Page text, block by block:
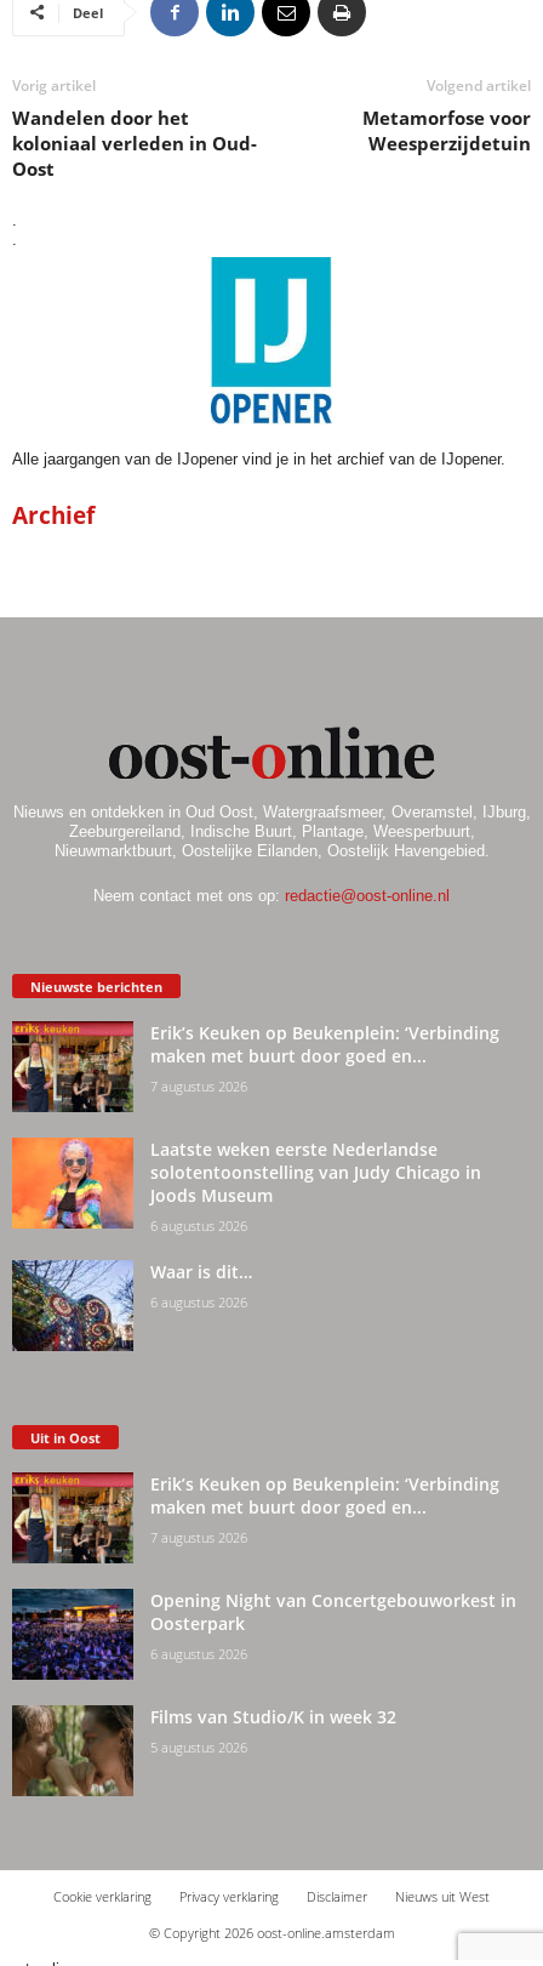
Deel
Vorig artikel
Wandelen door het
koloniaal verleden in Oud-
Oost
Volgend artikel
Metamorfose voor
Weesperzijdetuin
Alle jaargangen van de IJopener vind je in het archief van de IJopener.
Archief
Nieuws en ontdekken in Oud Oost, Watergraafsmeer, Overamstel, IJburg,
Zeeburgereiland, Indische Buurt, Plantage, Weesperbuurt,
Nieuwmarktbuurt, Oostelijke Eilanden, Oostelijk Havengebied.
Neem contact met ons op: redactie@oost-online.nl
Nieuwste berichten
Erik’s Keuken op Beukenplein: ‘Verbinding
maken met buurt door goed en...
7 augustus 2026
Laatste weken eerste Nederlandse
solotentoonstelling van Judy Chicago in
Joods Museum
6 augustus 2026
Waar is dit…
6 augustus 2026
Uit in Oost
Erik’s Keuken op Beukenplein: ‘Verbinding
maken met buurt door goed en...
7 augustus 2026
Opening Night van Concertgebouworkest in
Oosterpark
6 augustus 2026
Films van Studio/K in week 32
5 augustus 2026
Cookie verklaring Privacy verklaring Disclaimer
Nieuws uit West
© Copyright 2026 oost-online.amsterdam